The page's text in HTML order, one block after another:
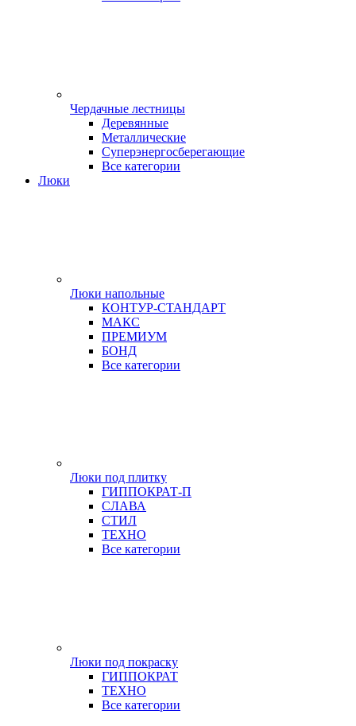
Чердачные лестницы
Деревянные
Металлические
Суперэнергосберегающие
Все категории
Люки
Люки напольные
КОНТУР-СТАНДАРТ
МАКС
ПРЕМИУМ
БОНД
Все категории
Люки под плитку
ГИППОКРАТ-П
СЛАВА
СТИЛ
ТЕХНО
Все категории
Люки под покраску
ГИППОКРАТ
ТЕХНО
Все категории